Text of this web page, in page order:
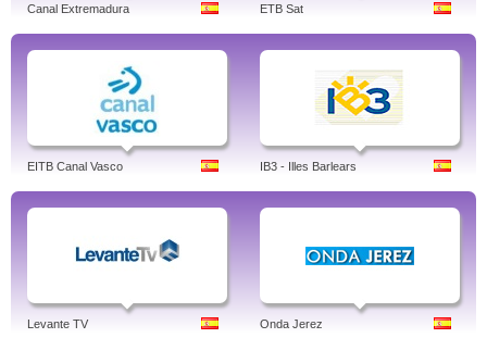
Canal Extremadura ETB Sat
EITB Canal Vasco IB3 - Illes Barlears
Levante TV Onda Jerez